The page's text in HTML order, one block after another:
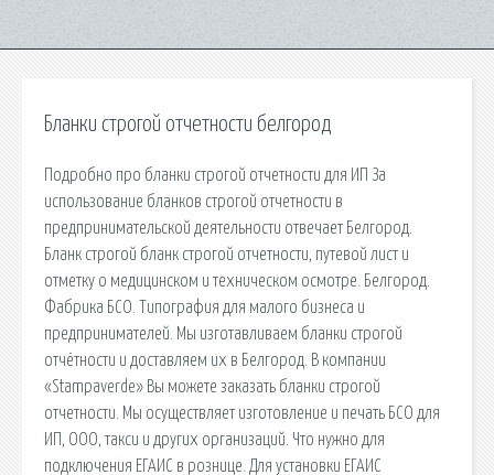
Бланки строгой отчетности белгород
Подробно про бланки строгой отчетности для ИП За
использование бланков строгой отчетности в
предпринимательской деятельности отвечает Белгород.
Бланк строгой бланк строгой отчетности, путевой лист и
отметку о медицинском и техническом осмотре. Белгород.
Фабрика БСО. Типография для малого бизнеса и
предпринимателей. Мы изготавливаем бланки строгой
отчётности и доставляем их в Белгород. В компании
«Stampaverde» Вы можете заказать бланки строгой
отчетности. Мы осуществляет изготовление и печать БСО для
ИП, ООО, такси и других организаций. Что нужно для
подключения ЕГАИС в рознице. Для установки ЕГАИС